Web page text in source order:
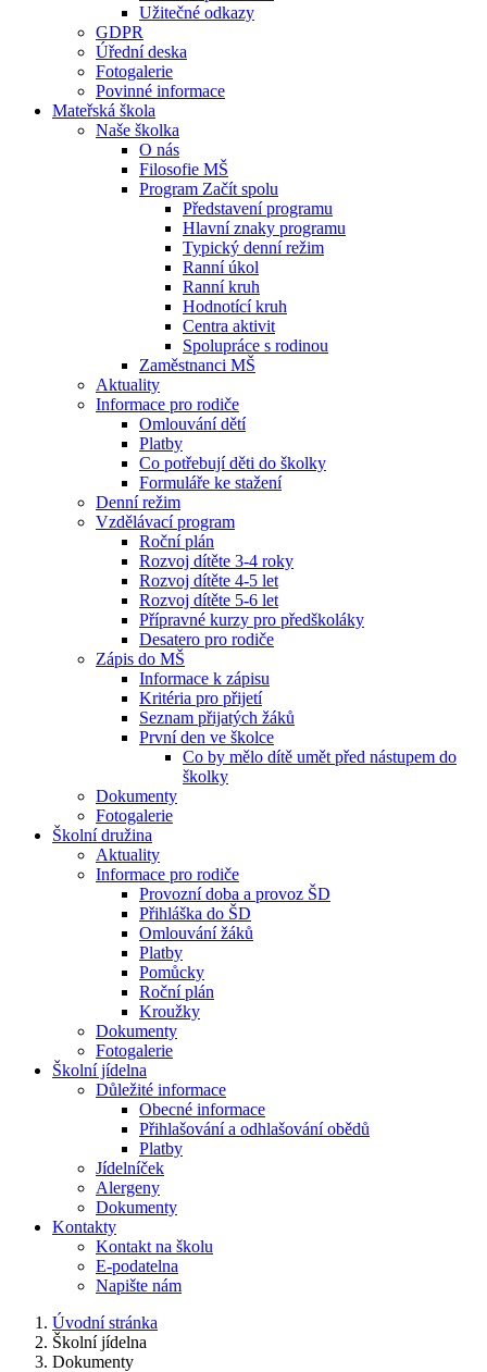
Užitečné odkazy
GDPR
Úřední deska
Fotogalerie
Povinné informace
Mateřská škola
Naše školka
O nás
Filosofie MŠ
Program Začít spolu
Představení programu
Hlavní znaky programu
Typický denní režim
Ranní úkol
Ranní kruh
Hodnotící kruh
Centra aktivit
Spolupráce s rodinou
Zaměstnanci MŠ
Aktuality
Informace pro rodiče
Omlouvání dětí
Platby
Co potřebují děti do školky
Formuláře ke stažení
Denní režim
Vzdělávací program
Roční plán
Rozvoj dítěte 3-4 roky
Rozvoj dítěte 4-5 let
Rozvoj dítěte 5-6 let
Přípravné kurzy pro předškoláky
Desatero pro rodiče
Zápis do MŠ
Informace k zápisu
Kritéria pro přijetí
Seznam přijatých žáků
První den ve školce
Co by mělo dítě umět před nástupem do
školky
Dokumenty
Fotogalerie
Školní družina
Aktuality
Informace pro rodiče
Provozní doba a provoz ŠD
Přihláška do ŠD
Omlouvání žáků
Platby
Pomůcky
Roční plán
Kroužky
Dokumenty
Fotogalerie
Školní jídelna
Důležité informace
Obecné informace
Přihlašování a odhlašování obědů
Platby
Jídelníček
Alergeny
Dokumenty
Kontakty
Kontakt na školu
E-podatelna
Napište nám
Úvodní stránka
Školní jídelna
Dokumenty